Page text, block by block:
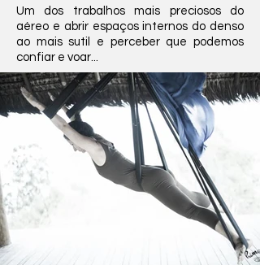
Um dos trabalhos mais preciosos do
aéreo e abrir espaços internos do denso
ao mais sutil e perceber que podemos
confiar e voar...